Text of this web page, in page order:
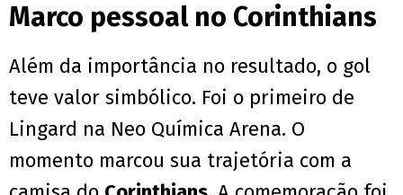
Marco pessoal no Corinthians
Além da importância no resultado, o gol
teve valor simbólico. Foi o primeiro de
Lingard na Neo Química Arena. O
momento marcou sua trajetória com a